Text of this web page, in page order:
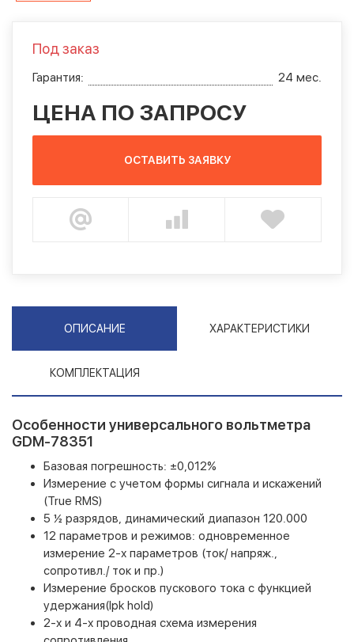
Под заказ
Гарантия: 24 мес.
ЦЕНА ПО ЗАПРОСУ
ОСТАВИТЬ ЗАЯВКУ
ОПИСАНИЕ ХАРАКТЕРИСТИКИ
КОМПЛЕКТАЦИЯ
Особенности универсального вольтметра
GDM-78351
Базовая погрешность: ±0,012%
Измерение с учетом формы сигнала и искажений
(True RMS)
5 ½ разрядов, динамический диапазон 120.000
12 параметров и режимов: одновременное
измерение 2-х параметров (ток/ напряж.,
сопротивл./ ток и пр.)
Измерение бросков пускового тока с функцией
удержания(Ipk hold)
2-х и 4-х проводная схема измерения